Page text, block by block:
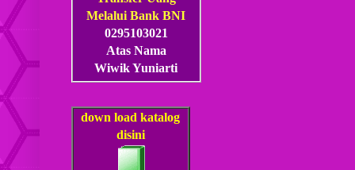
Melalui Bank BNI
0295103021
Atas Nama
Wiwik Yuniarti
down load katalog
disini